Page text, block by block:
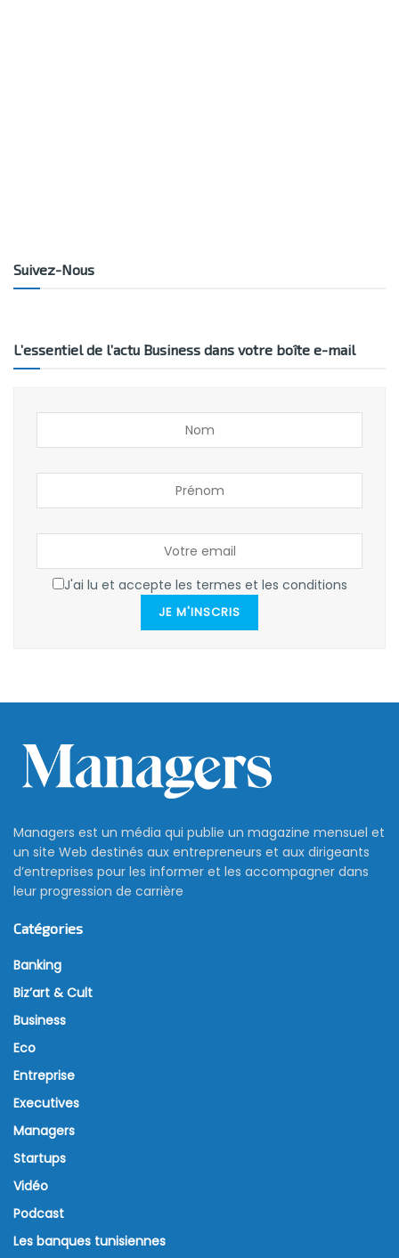
Suivez-Nous
L’essentiel de l’actu Business dans votre boîte e-mail
J'ai lu et accepte les termes et les conditions
JE M'INSCRIS
Managers est un média qui publie un magazine mensuel et
un site Web destinés aux entrepreneurs et aux dirigeants
d’entreprises pour les informer et les accompagner dans
leur progression de carrière
Catégories
Banking
Biz’art & Cult
Business
Eco
Entreprise
Executives
Managers
Startups
Vidéo
Podcast
Les banques tunisiennes